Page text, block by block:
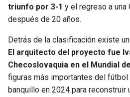
triunfo por 3-1 y el regreso a una
después de 20 años.
Detrás de la clasificación existe
El arquitecto del proyecto fue
Checoslovaquia en el Mundial
figuras más importantes del fútbol
banquillo en 2024 para reconstruir